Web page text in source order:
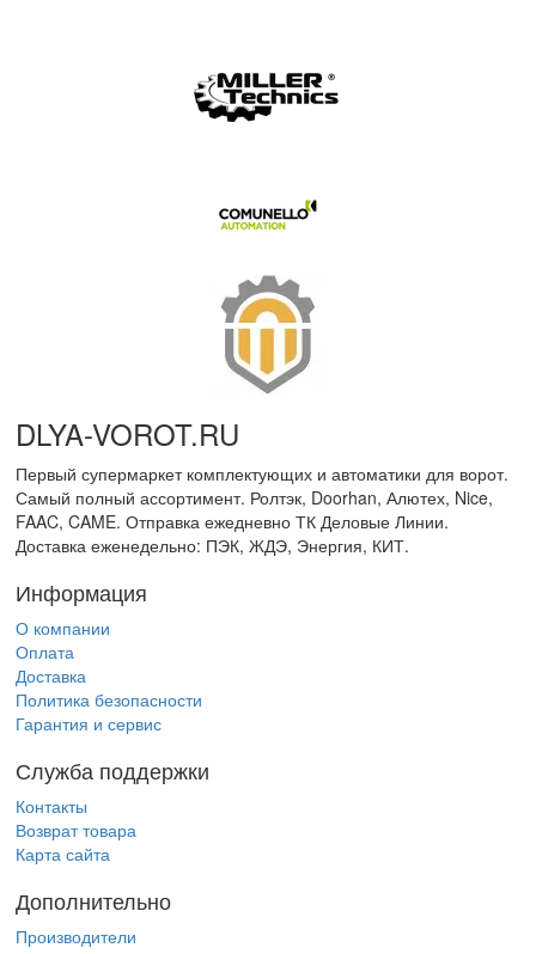
DLYA-VOROT.RU
Первый супермаркет комплектующих и автоматики для ворот.
Самый полный ассортимент. Ролтэк, Doorhan, Алютех, Nice,
FAAC, CAME. Отправка ежедневно ТК Деловые Линии.
Доставка еженедельно: ПЭК, ЖДЭ, Энергия, КИТ.
Информация
О компании
Оплата
Доставка
Политика безопасности
Гарантия и сервис
Служба поддержки
Контакты
Возврат товара
Карта сайта
Дополнительно
Производители